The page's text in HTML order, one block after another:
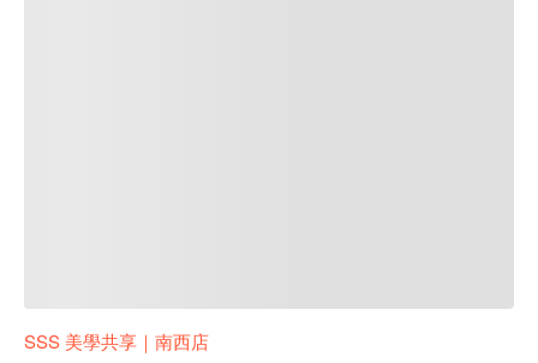
SSS 美學共享｜南西店